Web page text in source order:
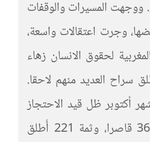
ووجهت المسيرات والوقفات
وجرت اعتقالات واسعة،
لحقوق الانسان زهاء
سراح العديد منهم لاحقا.
أكتوبر ظل قيد الاحتجاز
272 شخصا بينهم 36 قاصرا، وثمة 221 أُطلق